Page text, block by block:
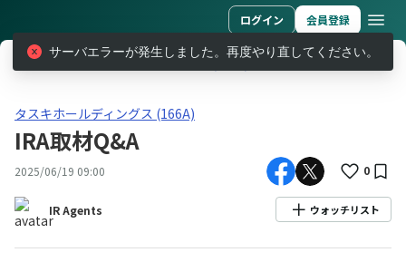
ログイン 会員登録
レポート
タスキホールディングス(166A)IRA取材Q&A
タスキホールディングス (166A)
IRA取材Q&A
2025/06/19 09:00 0
IR Agents ウォッチリスト
サーバエラーが発生しました。再度やり直してください。